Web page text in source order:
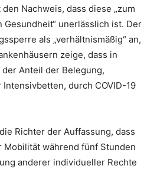
Nachweis, dass diese „zum
unerlässlich ist. Der
als „verhältnismäßig“ an,
zeige, dass in
Anteil der Belegung,
durch COVID-19
Richter der Auffassung, dass
Mobilität während fünf Stunden
anderer individueller Rechte